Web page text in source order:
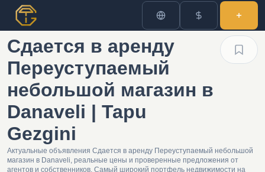
Сдается в аренду
Переуступаемый
небольшой магазин в
Danaveli | Tapu
Gezgini
Актуальные объявления Сдается в аренду Переуступаемый небольшой
магазин в Danaveli, реальные цены и проверенные предложения от
агентов и собственников. Самый широкий портфель недвижимости на